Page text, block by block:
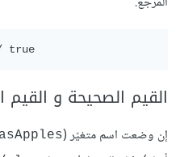
القيم الصحيحة و القيم
إن وضعت اسم متغيّر (